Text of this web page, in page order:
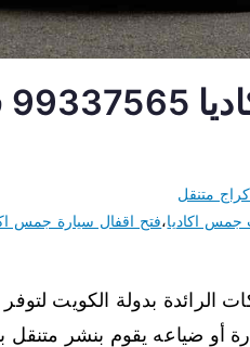
كراج متنقل
جمس اكاديا،فتح اقفال سيارة جمس
بدولة الكويت
أو ضياعه يقوم بنشر متنقل